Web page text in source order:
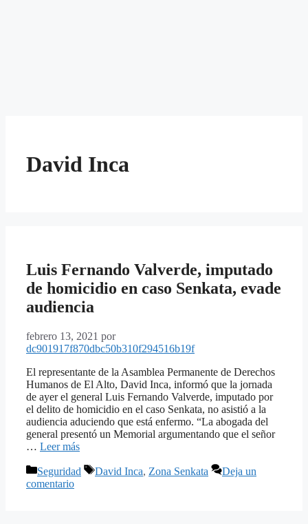
David Inca
Luis Fernando Valverde, imputado
de homicidio en caso Senkata, evade
audiencia
febrero 13, 2021 por
dc901917f870dbc50b310f294516b19f
El representante de la Asamblea Permanente de Derechos
Humanos de El Alto, David Inca, informó que la jornada
de ayer el general Luis Fernando Valverde, imputado por
el delito de homicidio en el caso Senkata, no asistió a la
audiencia aduciendo que está enfermo. “La abogada del
general presentó un Memorial argumentando que el señor
… Leer más
Categorías
Seguridad Etiquetas
David Inca, Zona Senkata
Deja un
comentario